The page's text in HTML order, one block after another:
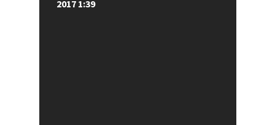
2017 1:39